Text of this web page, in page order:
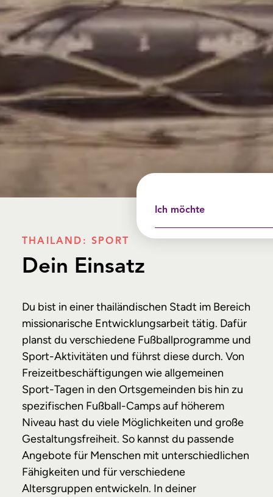
Ich möchte
THAILAND: SPORT
Dein Einsatz
Du bist in einer thailändischen Stadt im Bereich
missionarische Entwicklungsarbeit tätig. Dafür
planst du verschiedene Fußballprogramme und
Sport-Aktivitäten und führst diese durch. Von
Freizeitbeschäftigungen wie allgemeinen
Sport-Tagen in den Ortsgemeinden bis hin zu
spezifischen Fußball-Camps auf höherem
Niveau hast du viele Möglichkeiten und große
Gestaltungsfreiheit. So kannst du passende
Angebote für Menschen mit unterschiedlichen
Fähigkeiten und für verschiedene
Altersgruppen entwickeln. In deiner